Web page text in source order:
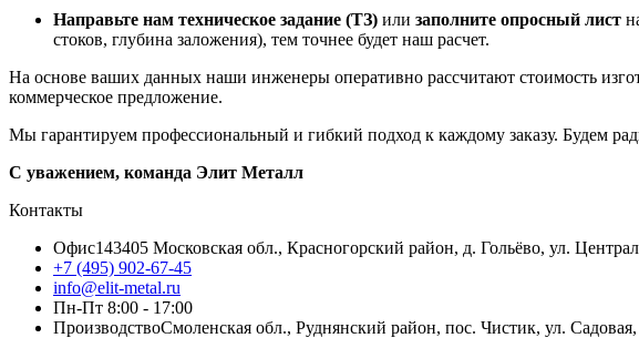
Направьте нам техническое задание (ТЗ) или заполните опросный лист
стоков, глубина заложения), тем точнее будет наш расчет.
На основе ваших данных наши инженеры оперативно рассчитают стоимость
коммерческое предложение.
Мы гарантируем профессиональный и гибкий подход к каждому заказу. Будем
С уважением, команда Элит Металл
Контакты
Офис143405 Московская обл., Красногорский район, д. Гольёво, ул.
+7 (495) 902-67-45
info@elit-metal.ru
Пн-Пт 8:00 - 17:00
ПроизводствоСмоленская обл., Руднянский район, пос. Чистик, ул. Садовая,